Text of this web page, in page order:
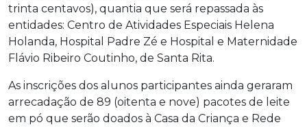
trinta centavos), quantia que será repassada às
entidades: Centro de Atividades Especiais Helena
Holanda, Hospital Padre Zé e Hospital e Maternidade
Flávio Ribeiro Coutinho, de Santa Rita.
As inscrições dos alunos participantes ainda geraram
arrecadação de 89 (oitenta e nove) pacotes de leite
em pó que serão doados à Casa da Criança e Rede